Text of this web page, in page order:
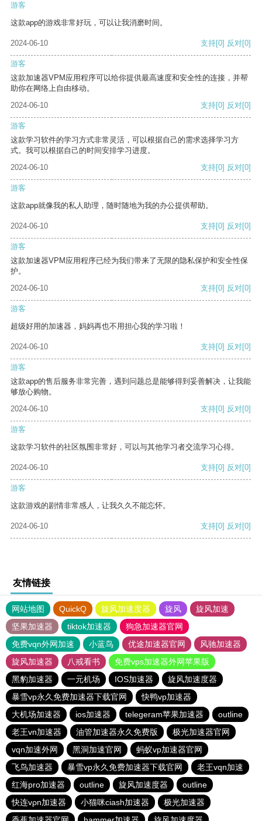
游客
这款app的游戏非常好玩，可以让我消磨时间。
2024-06-10 支持[0] 反对[0]
游客
这款加速器VPM应用程序可以给你提供最高速度和安全性的连接，并帮
助你在网络上自由移动。
2024-06-10
支持[0] 反对[0]
游客
这款学习软件的学习方式非常灵活，可以根据自己的需求选择学习方
式。我可以根据自己的时间安排学习进度。
2024-06-10
支持[0] 反对[0]
游客
这款app就像我的私人助理，随时随地为我的办公提供帮助。
2024-06-10 支持[0] 反对[0]
游客
这款加速器VPM应用程序已经为我们带来了无限的隐私保护和安全性保
护。
2024-06-10
支持[0] 反对[0]
游客
超级好用的加速器，妈妈再也不用担心我的学习啦！
2024-06-10 支持[0] 反对[0]
游客
这款app的售后服务非常完善，遇到问题总是能够得到妥善解决，让我能
够放心购物。
2024-06-10
支持[0] 反对[0]
游客
这款学习软件的社区氛围非常好，可以与其他学习者交流学习心得。
2024-06-10 支持[0] 反对[0]
游客
这款游戏的剧情非常感人，让我久久不能忘怀。
2024-06-10 支持[0] 反对[0]
友情链接
网站地图 QuickQ 旋风加速度器 旋风
旋风加速
坚果加速器
tiktok加速器
狗急加速器官网
免费vqn外网加速
小蓝鸟 优途加速器官网
风驰加速器
旋风加速器
八戒看书
免费vps加速器外网苹果版
黑豹加速器
一元机场 IOS加速器
旋风加速度器
暴雪vp永久免费加速器下载官网
快鸭vp加速器
大机场加速器
ios加速器 telegeram苹果加速器
outline
老王vn加速器
油管加速器永久免费版
极光加速器官网
vqn加速外网
黑洞加速官网
蚂蚁vp加速器官网
飞鸟加速器
暴雪vp永久免费加速器下载官网
老王vqn加速
红海pro加速器
outline 旋风加速度器
outline
快连vρn加速器
小猫咪ciash加速器
极光加速器